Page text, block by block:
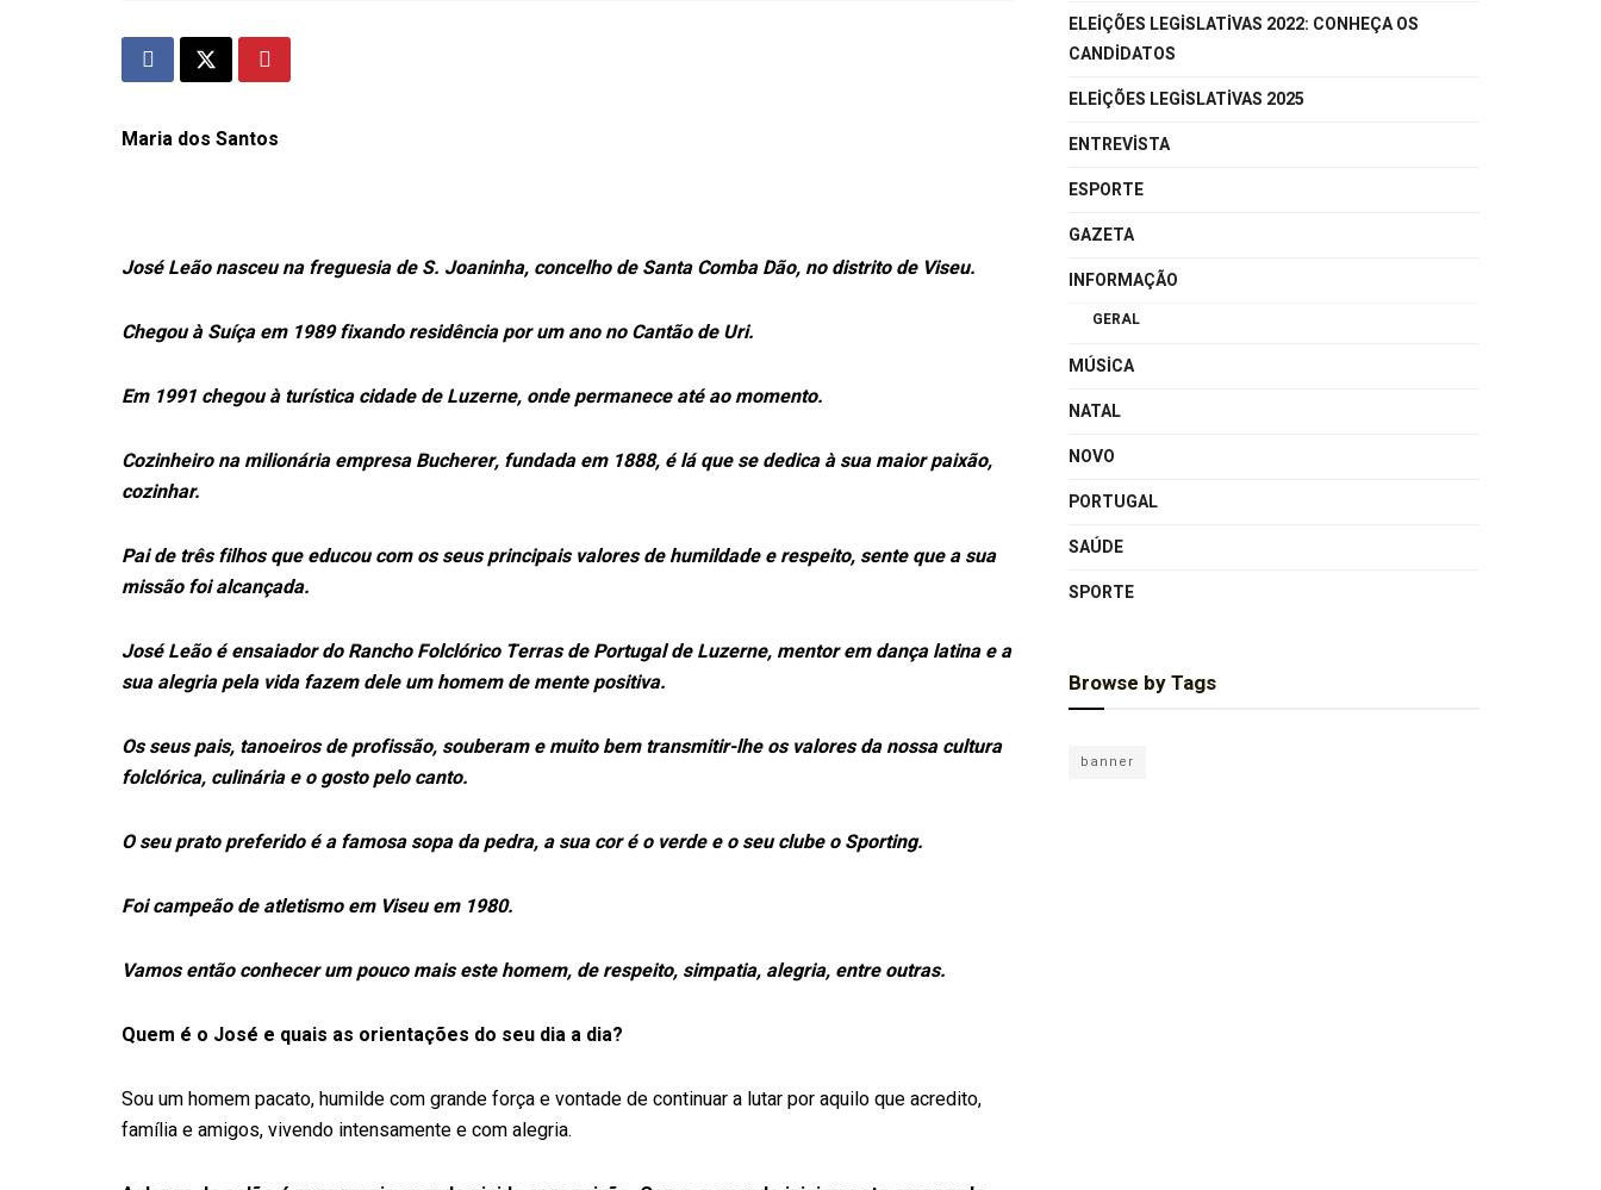
Maria dos Santos
José Leão nasceu na freguesia de S. Joaninha, concelho de Santa Comba Dão, no distrito de Viseu.
Chegou à Suíça em 1989 fixando residência por um ano no Cantão de Uri.
Em 1991 chegou à turística cidade de Luzerne, onde permanece até ao momento.
Cozinheiro na milionária empresa Bucherer, fundada em 1888, é lá que se dedica à sua maior paixão,
cozinhar.
Pai de três filhos que educou com os seus principais valores de humildade e respeito, sente que a sua
missão foi alcançada.
José Leão é ensaiador do Rancho Folclórico Terras de Portugal de Luzerne, mentor em dança latina e a
sua alegria pela vida fazem dele um homem de mente positiva.
Os seus pais, tanoeiros de profissão, souberam e muito bem transmitir-lhe os valores da nossa cultura
folclórica, culinária e o gosto pelo canto.
O seu prato preferido é a famosa sopa da pedra, a sua cor é o verde e o seu clube o Sporting.
Foi campeão de atletismo em Viseu em 1980.
Vamos então conhecer um pouco mais este homem, de respeito, simpatia, alegria, entre outras.
Quem é o José e quais as orientações do seu dia a dia?
Sou um homem pacato, humilde com grande força e vontade de continuar a lutar por aquilo que acredito,
família e amigos, vivendo intensamente e com alegria.
ELEIÇÕES LEGISLATIVAS 2022: CONHEÇA OS
CANDIDATOS
ELEIÇÕES LEGISLATIVAS 2025
ENTREVISTA
ESPORTE
GAZETA
INFORMAÇÃO
GERAL
MÚSICA
NATAL
NOVO
PORTUGAL
SAÚDE
SPORTE
Browse by Tags
banner